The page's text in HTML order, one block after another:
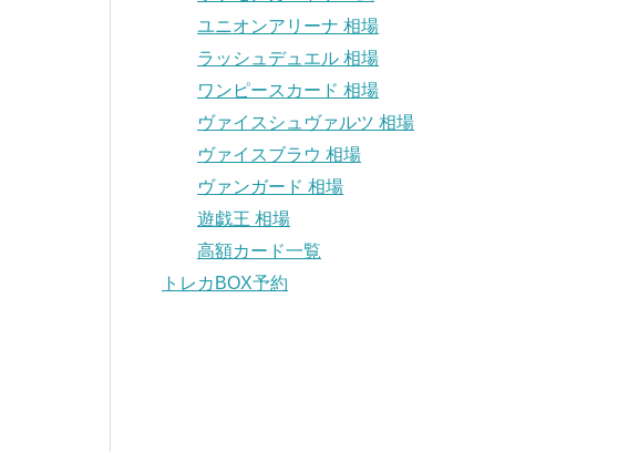
ユニオンアリーナ 相場
ラッシュデュエル 相場
ワンピースカード 相場
ヴァイスシュヴァルツ 相場
ヴァイスブラウ 相場
ヴァンガード 相場
遊戯王 相場
高額カード一覧
トレカBOX予約